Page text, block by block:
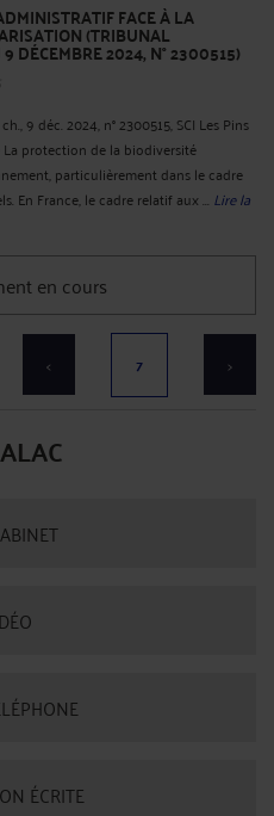
FACE À LA
(TRIBUNAL
DÉCEMBRE 2024, N° 2300515)
9 déc. 2024, n° 2300515, SCI Les Pins
La protection de la biodiversité
particulièrement dans le cadre
En France, le cadre relatif aux ... Lire la
en cours
< 7 >
ÉCRITE